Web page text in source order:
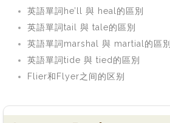
英語單詞he’ll 與 heal的區別
英語單詞tail 與 tale的區別
英語單詞marshal 與 martial的區別
英語單詞tide 與 tied的區別
Flier和Flyer之间的区别